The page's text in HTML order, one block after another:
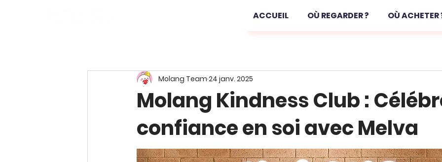
ACCUEIL OÙ REGARDER ? OÙ ACHETER
Molang Kindness Club :
confiance en soi avec Melva
Molang Team 24 janv. 2025